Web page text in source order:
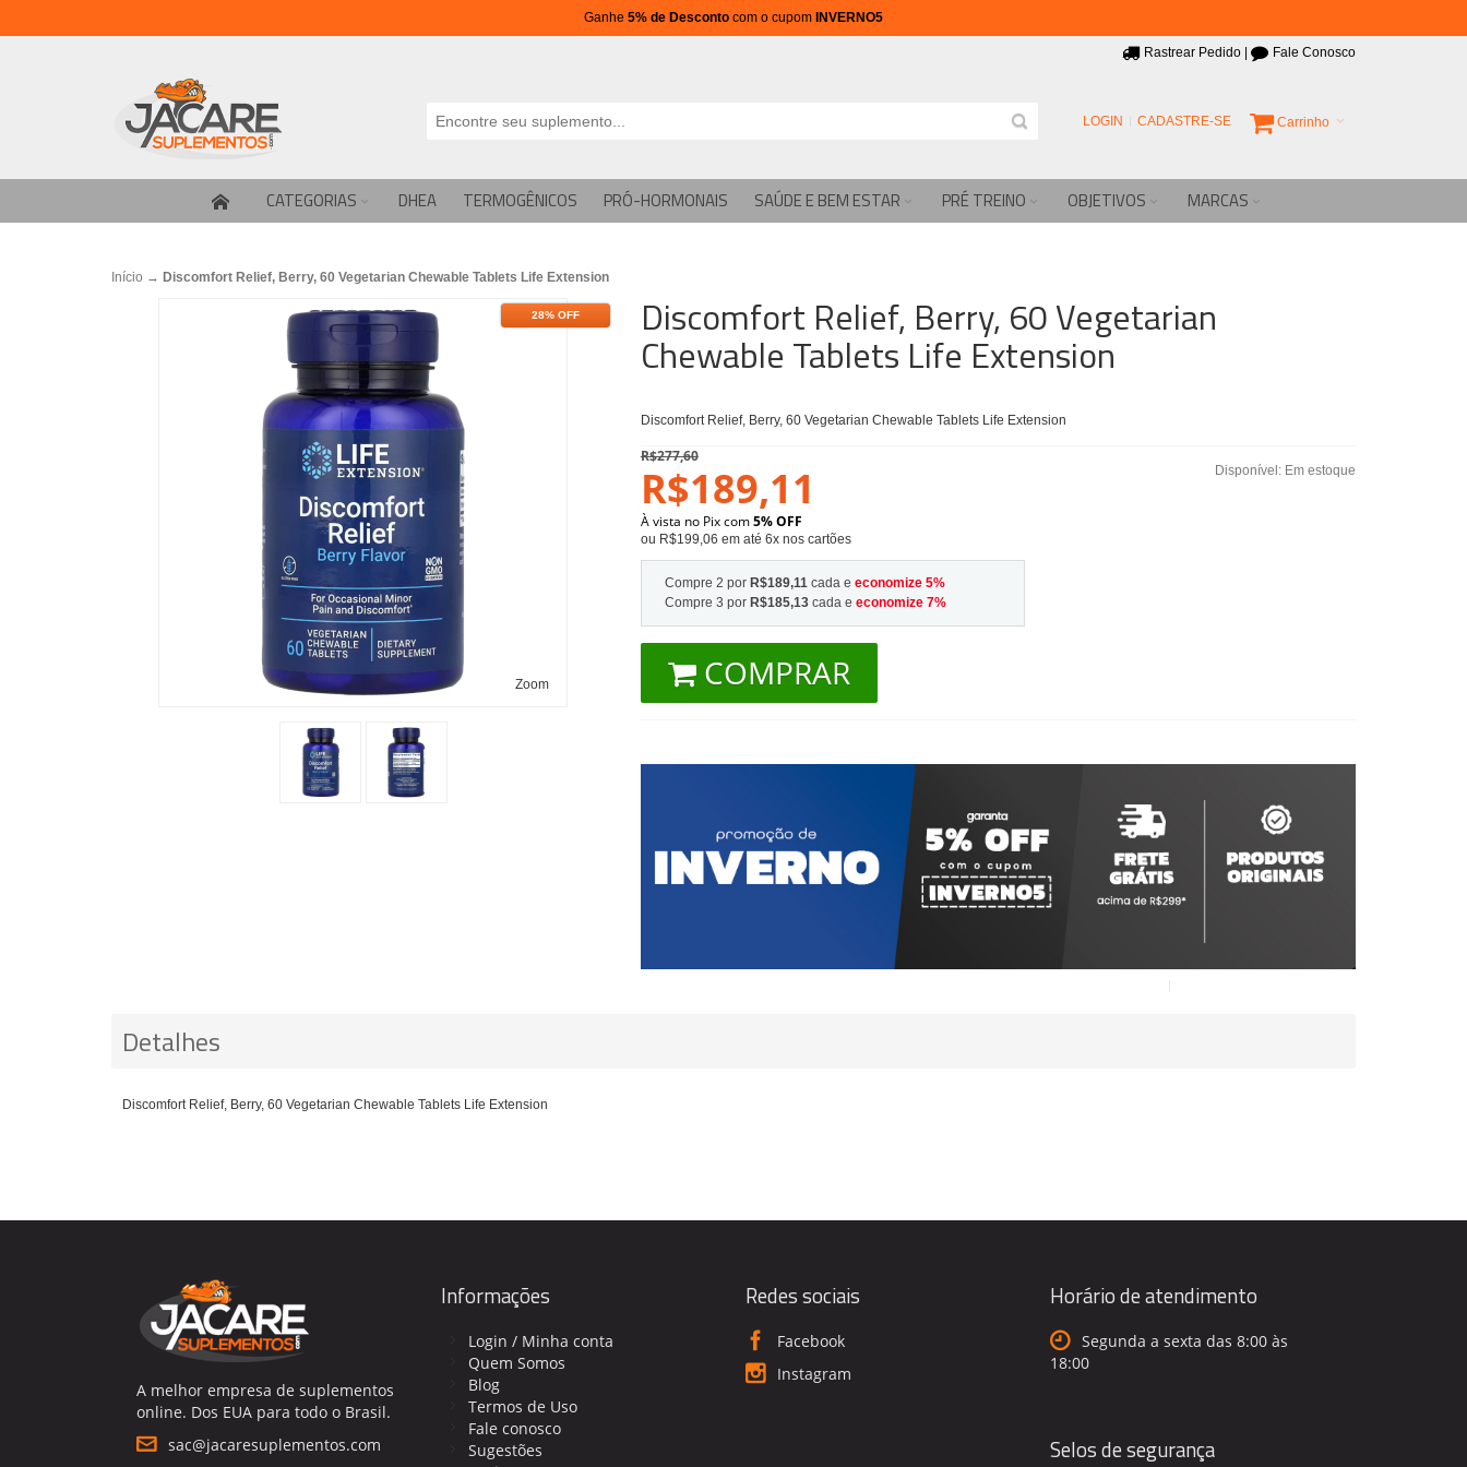
Ganhe 5% de Desconto com o cupom INVERNO5
Rastrear Pedido Fale Conosco
Carrinho
LOGIN CADASTRE-SE
CATEGORIAS DHEA TERMOGÊNICOS PRÓ-HORMONAIS SAÚDE E BEM ESTAR PRÉ TREINO OBJETIVOS MARCAS
Início → Discomfort Relief, Berry, 60 Vegetarian Chewable Tablets Life Extension
Zoom
28% OFF Discomfort Relief, Berry, 60 Vegetarian
Chewable Tablets Life Extension
Discomfort Relief, Berry, 60 Vegetarian Chewable Tablets Life Extension
Disponível: Em estoque
R$277,60
R$189,11
À vista no Pix com5% OFF
ou R$199,06 em até 6x nos cartões
Compre 2 por R$189,11cada e economize 5%
Compre 3 por R$185,13cada e economize 7%
COMPRAR
Detalhes
Discomfort Relief, Berry, 60 Vegetarian Chewable Tablets Life Extension
A melhor empresa de suplementos
online. Dos EUA para todo o Brasil.
sac@jacaresuplementos.com
Informações
Login / Minha conta
Quem Somos
Blog
Termos de Uso
Fale conosco
Sugestões
Redes sociais
Facebook
Instagram
Horário de atendimento
Segunda a sexta das 8:00 às
18:00
Selos de segurança